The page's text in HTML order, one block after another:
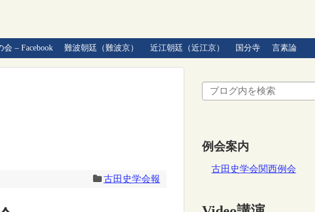
– Facebook 難波朝廷（難波京） 近江朝廷（近江京） 国分寺 言素論
古田史学会報
例会案内
古田史学会関西例会